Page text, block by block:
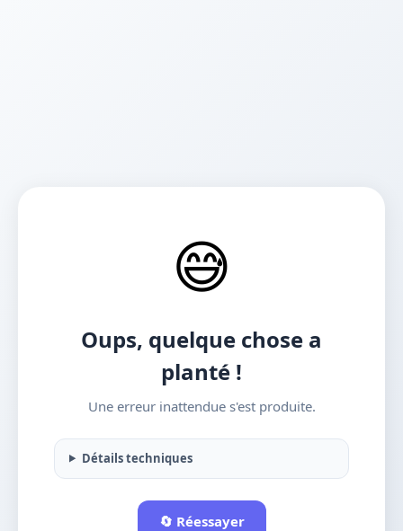
😅
Oups, quelque chose a
planté !
Une erreur inattendue s'est produite.
Détails techniques
🔄 Réessayer